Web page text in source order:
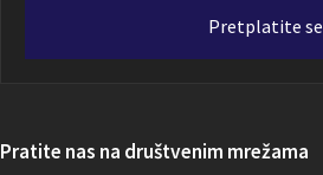
Pretplatite se
Pratite nas na društvenim mrežama